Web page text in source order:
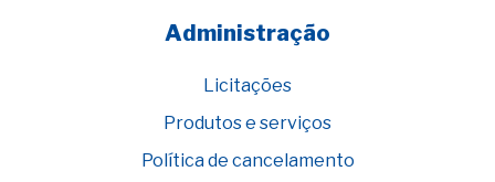
Administração
Licitações
Produtos e serviços
Política de cancelamento